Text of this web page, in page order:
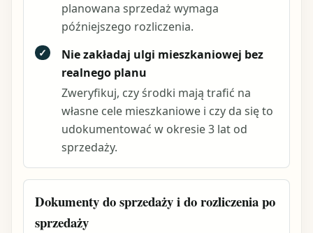
planowana sprzedaż wymaga
późniejszego rozliczenia.
✓
Nie zakładaj ulgi mieszkaniowej bez
realnego planu
Zweryfikuj, czy środki mają trafić na
własne cele mieszkaniowe i czy da się to
udokumentować w okresie 3 lat od
sprzedaży.
Dokumenty do sprzedaży i do rozliczenia po
sprzedaży